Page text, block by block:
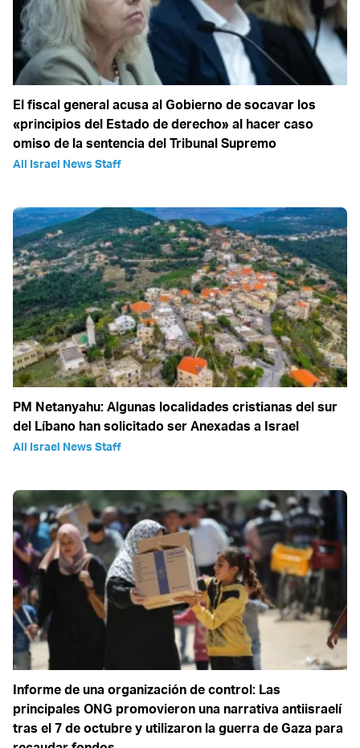
El fiscal general acusa al Gobierno de socavar los
«principios del Estado de derecho» al hacer caso
omiso de la sentencia del Tribunal Supremo
All Israel News Staff
PM Netanyahu: Algunas localidades cristianas del sur
del Líbano han solicitado ser Anexadas a Israel
All Israel News Staff
Informe de una organización de control: Las
principales ONG promovieron una narrativa antiisraelí
tras el 7 de octubre y utilizaron la guerra de Gaza para